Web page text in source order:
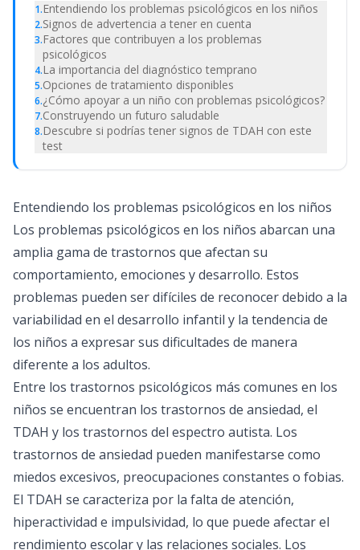
1.Entendiendo los problemas psicológicos en los niños
2.Signos de advertencia a tener en cuenta
3.Factores que contribuyen a los problemas
psicológicos
4.La importancia del diagnóstico temprano
5.Opciones de tratamiento disponibles
6.¿Cómo apoyar a un niño con problemas psicológicos?
7.Construyendo un futuro saludable
8.Descubre si podrías tener signos de TDAH con este
test
Entendiendo los problemas psicológicos en los niños
Los problemas psicológicos en los niños abarcan una
amplia gama de trastornos que afectan su
comportamiento, emociones y desarrollo. Estos
problemas pueden ser difíciles de reconocer debido a la
variabilidad en el desarrollo infantil y la tendencia de
los niños a expresar sus dificultades de manera
diferente a los adultos.
Entre los trastornos psicológicos más comunes en los
niños se encuentran los trastornos de ansiedad, el
TDAH y los trastornos del espectro autista. Los
trastornos de ansiedad pueden manifestarse como
miedos excesivos, preocupaciones constantes o fobias.
El TDAH se caracteriza por la falta de atención,
hiperactividad e impulsividad, lo que puede afectar el
rendimiento escolar y las relaciones sociales. Los